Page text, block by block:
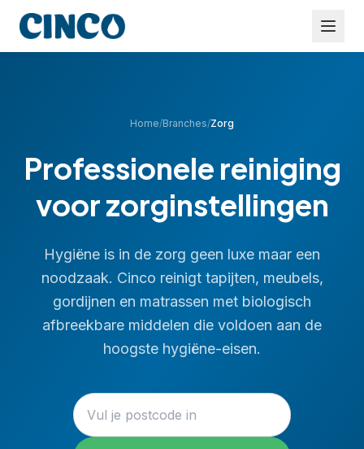
Home/Branches/Zorg
Professionele reiniging
voor zorginstellingen
Hygiëne is in de zorg geen luxe maar een
noodzaak. Cinco reinigt tapijten, meubels,
gordijnen en matrassen met biologisch
afbreekbare middelen die voldoen aan de
hoogste hygiëne-eisen.